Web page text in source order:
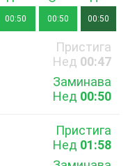
00:50 00:50 00:50
Пристига
Нед 00:47
Заминава
Нед 00:50
Пристига
Нед 01:58